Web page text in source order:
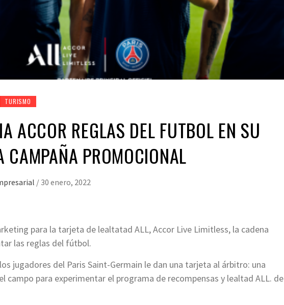
TURISMO
ACCOR REGLAS DEL FUTBOL EN SU
CAMPAÑA PROMOCIONAL
/ 30 enero, 2022
para la tarjeta de lealtatad ALL, Accor Live Limitless, la cadena
las reglas del fútbol.
jugadores del Paris Saint-Germain le dan una tarjeta al árbitro: una
campo para experimentar el programa de recompensas y lealtad ALL. de